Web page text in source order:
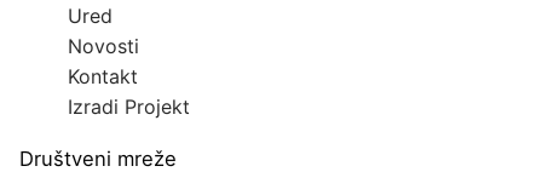
Ured
Novosti
Kontakt
Izradi Projekt
Društveni mreže